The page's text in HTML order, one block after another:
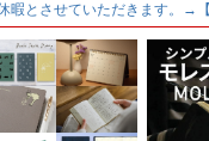
暇とさせていただきます。→【